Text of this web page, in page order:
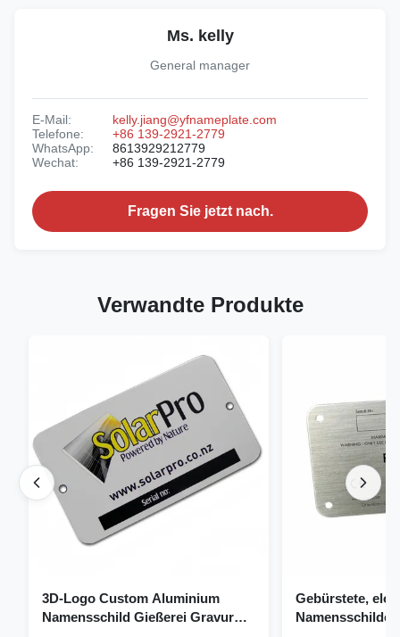
Ms. kelly
General manager
E-Mail:
kelly.jiang@yfnameplate.com
Telefone:
+86 139-2921-2779
WhatsApp:
8613929212779
Wechat:
+86 139-2921-2779
Fragen Sie jetzt nach.
Verwandte Produkte
3D-Logo Custom Aluminium
Namensschild Gießerei Gravur
Gebürstete,